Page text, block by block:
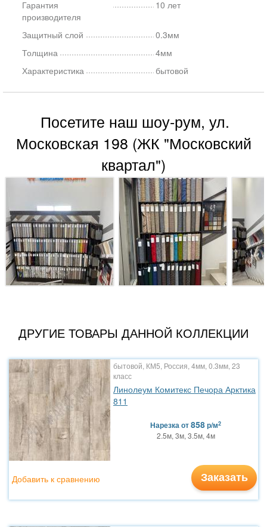
Гарантия
производителя
10 лет
Защитный слой
0.3мм
Толщина
4мм
Характеристика
бытовой
Посетите наш шоу-рум, ул.
Московская 198 (ЖК "Московский
квартал")
ДРУГИЕ ТОВАРЫ ДАННОЙ КОЛЛЕКЦИИ
бытовой, КМ5, Россия, 4мм, 0.3мм, 23
класс
Линолеум Комитекс Печора Арктика
811
Нарезкаот858р/м2
2.5м, 3м, 3.5м, 4м
Заказать
Добавить к сравнению